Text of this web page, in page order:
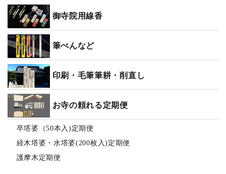
御寺院用線香
筆ぺんなど
印刷・毛筆筆耕・削直し
お寺の頼れる定期便
卒塔婆（50本入)定期便
経木塔婆・水塔婆(200枚入)定期便
護摩木定期便